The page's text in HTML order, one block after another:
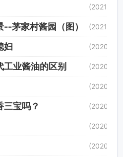
(2021/3/
茅家村酱园（图） (2021/1/
妇 (2020/12/
业酱油的区别 (2020/12/
(2020/12/
三宝吗？ (2020/12/
(2020/12/
(2020/12/